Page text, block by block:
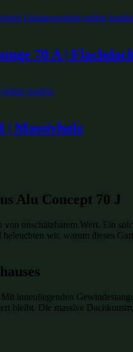
70 A |
| Massivholz
Alu Concept 70 J
unschätzbarem Wert. Ein
wir, warum dieses
innenliegenden
bleibt. Die massive